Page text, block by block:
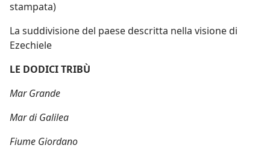
stampata)
La suddivisione del paese descritta nella visione di
Ezechiele
LE DODICI TRIBÙ
Mar Grande
Mar di Galilea
Fiume Giordano